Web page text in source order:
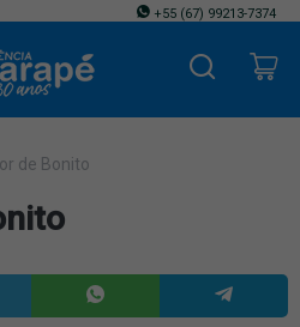
+55 (67) 99213-7374
de Bonito